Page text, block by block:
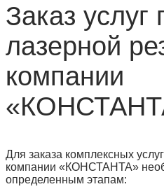
Заказ услуг
лазерной
компании
Для заказа комплексных
компании «КОНСТАНТА»
определенным этапам: